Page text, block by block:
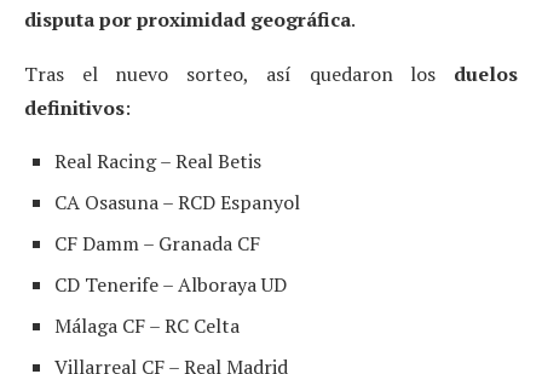
disputa por proximidad geográfica.
Tras el nuevo sorteo, así quedaron los duelos
definitivos:
Real Racing – Real Betis
CA Osasuna – RCD Espanyol
CF Damm – Granada CF
CD Tenerife – Alboraya UD
Málaga CF – RC Celta
Villarreal CF – Real Madrid